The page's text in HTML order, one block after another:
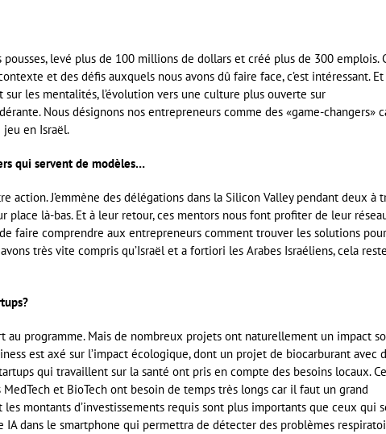
levé plus de 100 millions de dollars et créé plus de 300 emplois.
et des défis auxquels nous avons dû faire face, c’est intéressant. Et
sur les mentalités, l’évolution vers une culture plus ouverte sur
Nous désignons nos entrepreneurs comme des «game-changers»
en Israël.
qui servent de modèles…
action. J’emmène des délégations dans la Silicon Valley pendant deux à
là-bas. Et à leur retour, ces mentors nous font profiter de leur
faire comprendre aux entrepreneurs comment trouver les solutions pour
très vite compris qu’Israël et a fortiori les Arabes Israéliens, cela
au programme. Mais de nombreux projets ont naturellement un impact
est axé sur l’impact écologique, dont un projet de biocarburant avec
qui travaillent sur la santé ont pris en compte des besoins locaux.
et BioTech ont besoin de temps très longs car il faut un grand
montants d’investissements requis sont plus importants que ceux qui
dans le smartphone qui permettra de détecter des problèmes